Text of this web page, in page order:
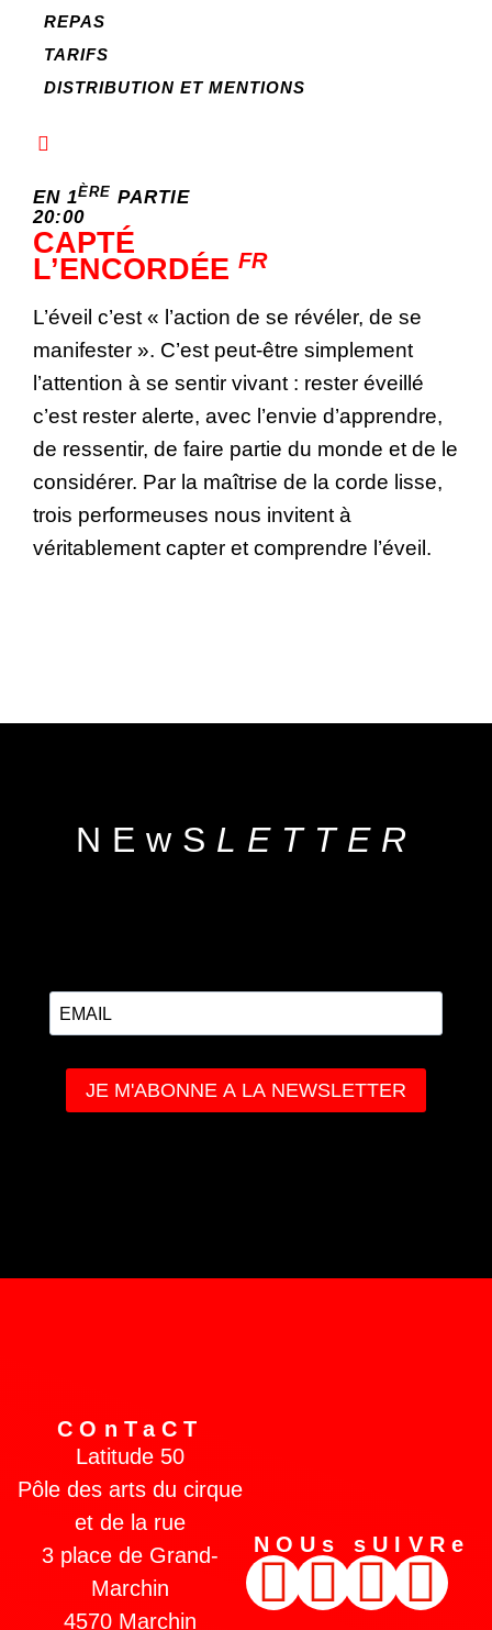
REPAS
TARIFS
DISTRIBUTION ET MENTIONS
EN 1ÈRE PARTIE
20:00
CAPTÉ
L’ENCORDÉE FR
L’éveil c’est « l’action de se révéler, de se
manifester ». C’est peut-être simplement
l’attention à se sentir vivant : rester éveillé
c’est rester alerte, avec l’envie d’apprendre,
de ressentir, de faire partie du monde et de le
considérer. Par la maîtrise de la corde lisse,
trois performeuses nous invitent à
véritablement capter et comprendre l’éveil.
NEwS LETTER
COnTaCT
Latitude 50
Pôle des arts du cirque
et de la rue
3 place de Grand-
Marchin
4570 Marchin
NOUs sUIVRe